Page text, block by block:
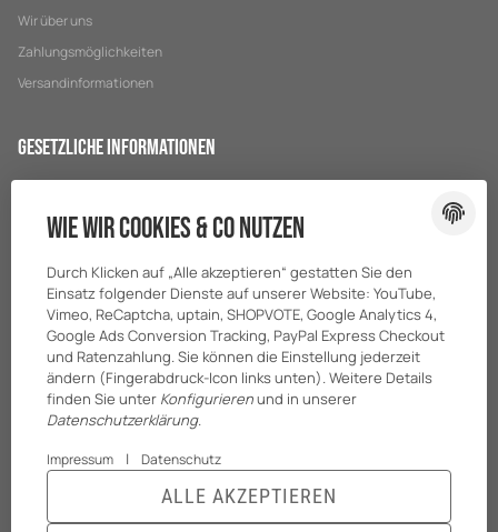
Wir über uns
Zahlungsmöglichkeiten
Versandinformationen
Gesetzliche Informationen
Impressum
Batteriegesetzhinweise
Wie wir Cookies & Co nutzen
Durch Klicken auf „Alle akzeptieren“ gestatten Sie den
Einsatz folgender Dienste auf unserer Website: YouTube,
Vimeo, ReCaptcha, uptain, SHOPVOTE, Google Analytics 4,
Google Ads Conversion Tracking, PayPal Express Checkout
und Ratenzahlung. Sie können die Einstellung jederzeit
ändern (Fingerabdruck-Icon links unten). Weitere Details
finden Sie unter Konfigurierenund in unserer
Datenschutzerklärung.
Impressum | Datenschutz
ALLE AKZEPTIEREN